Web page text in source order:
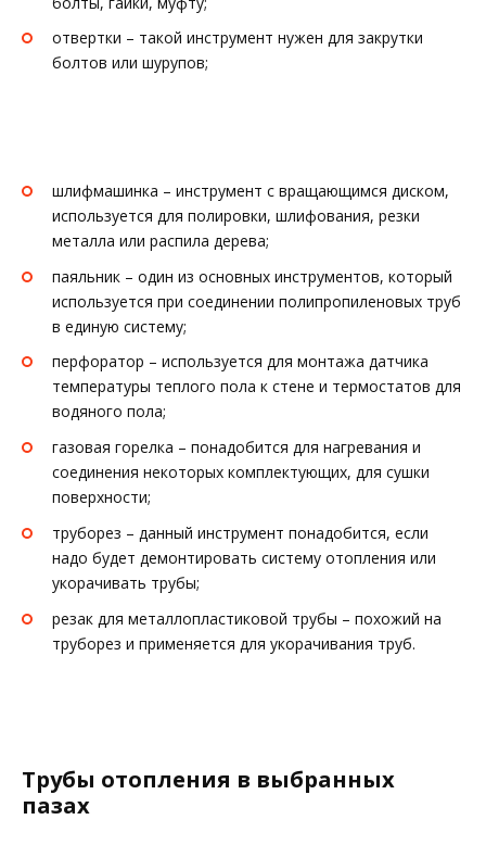
отвертки – такой инструмент нужен для закрутки
болтов или шурупов;
шлифмашинка – инструмент с вращающимся диском,
используется для полировки, шлифования, резки
металла или распила дерева;
паяльник – один из основных инструментов, который
используется при соединении полипропиленовых труб
в единую систему;
перфоратор – используется для монтажа датчика
температуры теплого пола к стене и термостатов для
водяного пола;
газовая горелка – понадобится для нагревания и
соединения некоторых комплектующих, для сушки
поверхности;
труборез – данный инструмент понадобится, если
надо будет демонтировать систему отопления или
укорачивать трубы;
резак для металлопластиковой трубы – похожий на
труборез и применяется для укорачивания труб.
Трубы отопления в выбранных
пазах